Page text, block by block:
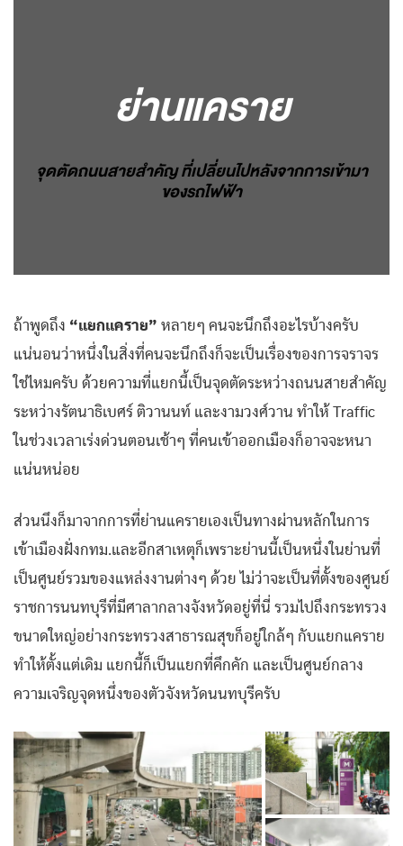
ย่านแคราย
จุดตัดถนนสายสำคัญ ที่เปลี่ยนไปหลังจากการเข้ามา
ของรถไฟฟ้า
ถ้าพูดถึง “แยกแคราย” หลายๆ คนจะนึกถึงอะไรบ้างครับ
แน่นอนว่าหนึ่งในสิ่งที่คนจะนึกถึงก็จะเป็นเรื่องของการจราจร
ใช่ไหมครับ ด้วยความที่แยกนี้เป็นจุดตัดระหว่างถนนสายสำคัญ
ระหว่างรัตนาธิเบศร์ ติวานนท์ และงามวงศ์วาน ทำให้ Traffic
ในช่วงเวลาเร่งด่วนตอนเช้าๆ ที่คนเข้าออกเมืองก็อาจจะหนา
แน่นหน่อย
ส่วนนึงก็มาจากการที่ย่านแครายเองเป็นทางผ่านหลักในการ
เข้าเมืองฝั่งกทม.และอีกสาเหตุก็เพราะย่านนี้เป็นหนึ่งในย่านที่
เป็นศูนย์รวมของแหล่งงานต่างๆ ด้วย ไม่ว่าจะเป็นที่ตั้งของศูนย์
ราชการนนทบุรีที่มีศาลากลางจังหวัดอยู่ที่นี่ รวมไปถึงกระทรวง
ขนาดใหญ่อย่างกระทรวงสาธารณสุขก็อยู่ใกล้ๆ กับแยกแคราย
ทำให้ตั้งแต่เดิม แยกนี้ก็เป็นแยกที่คึกคัก และเป็นศูนย์กลาง
ความเจริญจุดหนึ่งของตัวจังหวัดนนทบุรีครับ